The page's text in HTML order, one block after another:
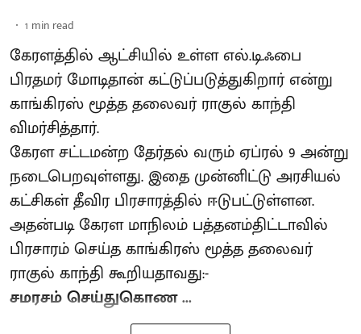
1 min read
கேரளத்தில் ஆட்சியில் உள்ள எல்.டி.ஃபை
பிரதமர் மோடிதான் கட்டுப்படுத்துகிறார் என்று
காங்கிரஸ் மூத்த தலைவர் ராகுல் காந்தி
விமர்சித்தார்.
கேரள சட்டமன்ற தேர்தல் வரும் ஏப்ரல் 9 அன்று
நடைபெறவுள்ளது. இதை முன்னிட்டு அரசியல்
கட்சிகள் தீவிர பிரசாரத்தில் ஈடுபட்டுள்ளன.
அதன்படி கேரள மாநிலம் பத்தனம்திட்டாவில்
பிரசாரம் செய்த காங்கிரஸ் மூத்த தலைவர்
ராகுல் காந்தி கூறியதாவது:-
சமரசம் செய்துகொண ...